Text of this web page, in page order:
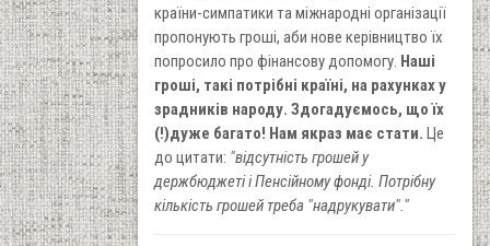
країни-симпатики та міжнародні організації
пропонують гроші, аби нове керівництво їх
попросило про фінансову допомогу. Наші
гроші, такі потрібні країні, на рахунках у
зрадників народу. Здогадуємось, що їх
(!)дуже багато! Нам якраз має стати. Це
до цитати: "відсутність грошей у
держбюджеті і Пенсійному фонді. Потрібну
кількість грошей треба "надрукувати"."